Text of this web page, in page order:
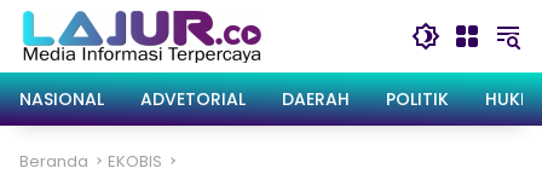
Langsung
konten
NASIONAL
ADVETORIAL DAERAH POLITIK
Beranda EKOBIS